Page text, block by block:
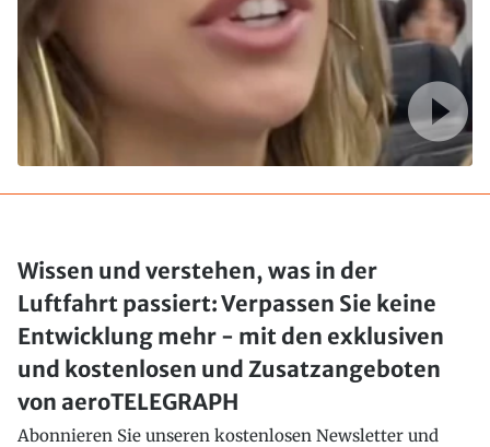
Wissen und verstehen, was in der
Luftfahrt passiert: Verpassen Sie keine
Entwicklung mehr - mit den exklusiven
und kostenlosen und Zusatzangeboten
von aeroTELEGRAPH
Abonnieren Sie unseren kostenlosen Newsletter und